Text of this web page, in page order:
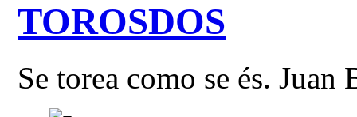
TOROSDOS
Se torea como se és. Juan